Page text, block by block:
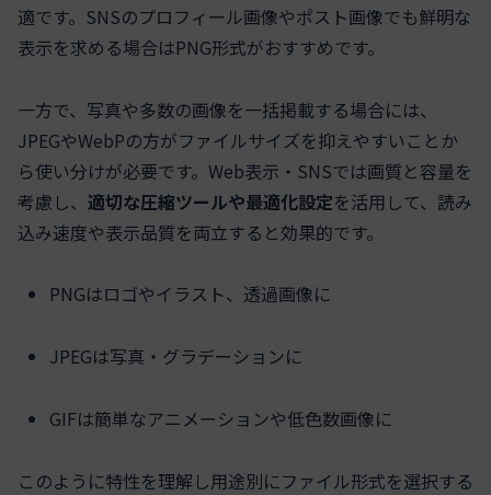
適です。SNSのプロフィール画像やポスト画像でも鮮明な
表示を求める場合はPNG形式がおすすめです。
一方で、写真や多数の画像を一括掲載する場合には、
JPEGやWebPの方がファイルサイズを抑えやすいことか
ら使い分けが必要です。Web表示・SNSでは画質と容量を
考慮し、 適切な圧縮ツールや最適化設定を活用して、読み
込み速度や表示品質を両立すると効果的です。
PNGはロゴやイラスト、透過画像に
JPEGは写真・グラデーションに
GIFは簡単なアニメーションや低色数画像に
このように特性を理解し用途別にファイル形式を選択する